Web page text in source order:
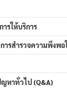
รให้บริการ
ารสำรวจความพึงพอ
หาทั่วไป (Q&A)